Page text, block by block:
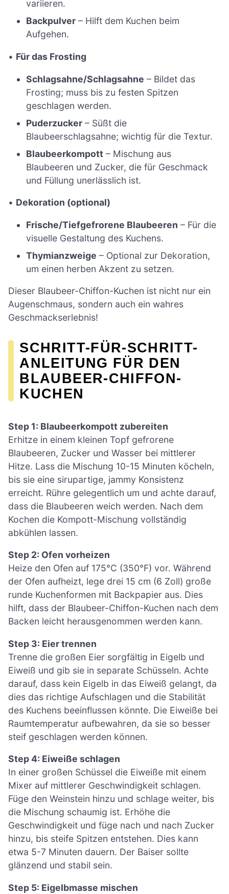
variieren.
Backpulver – Hilft dem Kuchen beim
Aufgehen.
• Für das Frosting
Schlagsahne/Schlagsahne – Bildet das
Frosting; muss bis zu festen Spitzen
geschlagen werden.
Puderzucker – Süßt die
Blaubeerschlagsahne; wichtig für die Textur.
Blaubeerkompott – Mischung aus
Blaubeeren und Zucker, die für Geschmack
und Füllung unerlässlich ist.
• Dekoration (optional)
Frische/Tiefgefrorene Blaubeeren – Für die
visuelle Gestaltung des Kuchens.
Thymianzweige – Optional zur Dekoration,
um einen herben Akzent zu setzen.
Dieser Blaubeer-Chiffon-Kuchen ist nicht nur ein
Augenschmaus, sondern auch ein wahres
Geschmackserlebnis!
SCHRITT-FÜR-SCHRITT-
ANLEITUNG FÜR DEN
BLAUBEER-CHIFFON-
KUCHEN
Step 1: Blaubeerkompott zubereiten
Erhitze in einem kleinen Topf gefrorene
Blaubeeren, Zucker und Wasser bei mittlerer
Hitze. Lass die Mischung 10-15 Minuten köcheln,
bis sie eine sirupartige, jammy Konsistenz
erreicht. Rühre gelegentlich um und achte darauf,
dass die Blaubeeren weich werden. Nach dem
Kochen die Kompott-Mischung vollständig
abkühlen lassen.
Step 2: Ofen vorheizen
Heize den Ofen auf 175°C (350°F) vor. Während
der Ofen aufheizt, lege drei 15 cm (6 Zoll) große
runde Kuchenformen mit Backpapier aus. Dies
hilft, dass der Blaubeer-Chiffon-Kuchen nach dem
Backen leicht herausgenommen werden kann.
Step 3: Eier trennen
Trenne die großen Eier sorgfältig in Eigelb und
Eiweiß und gib sie in separate Schüsseln. Achte
darauf, dass kein Eigelb in das Eiweiß gelangt, da
dies das richtige Aufschlagen und die Stabilität
des Kuchens beeinflussen könnte. Die Eiweiße bei
Raumtemperatur aufbewahren, da sie so besser
steif geschlagen werden können.
Step 4: Eiweiße schlagen
In einer großen Schüssel die Eiweiße mit einem
Mixer auf mittlerer Geschwindigkeit schlagen.
Füge den Weinstein hinzu und schlage weiter, bis
die Mischung schaumig ist. Erhöhe die
Geschwindigkeit und füge nach und nach Zucker
hinzu, bis steife Spitzen entstehen. Dies kann
etwa 5-7 Minuten dauern. Der Baiser sollte
glänzend und stabil sein.
Step 5: Eigelbmasse mischen